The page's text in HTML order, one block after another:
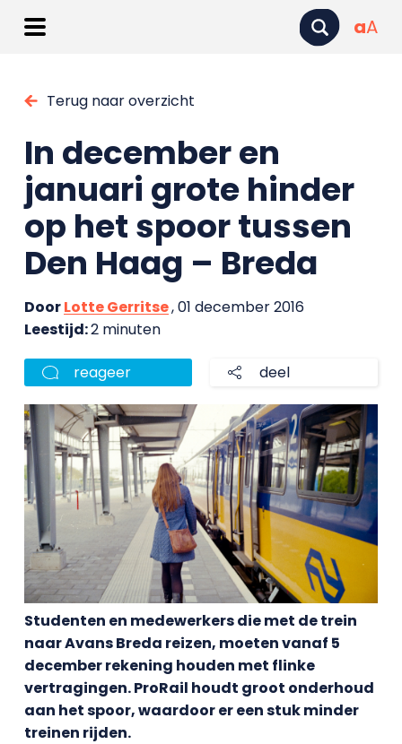
aA
Terug naar overzicht
In december en
januari grote hinder
op het spoor tussen
Den Haag – Breda
DoorLotte Gerritse, 01 december 2016
Leestijd:2 minuten
reageer deel
Studenten en medewerkers die met de trein
naar Avans Breda reizen, moeten vanaf 5
december rekening houden met flinke
vertragingen. ProRail houdt groot onderhoud
aan het spoor, waardoor er een stuk minder
treinen rijden.